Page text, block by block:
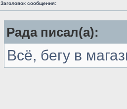
Заголовок сообщения:
Рада писал(а):
Всё, бегу в